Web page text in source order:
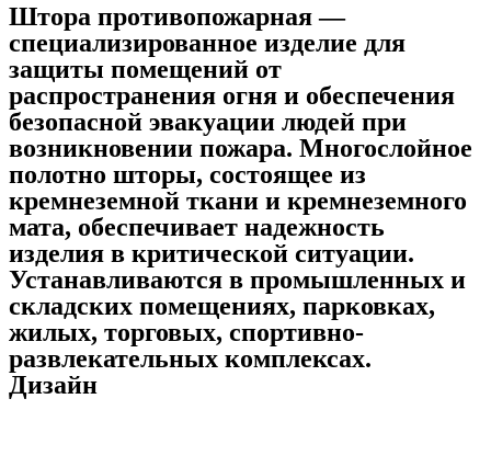
Штора противопожарная —
специализированное изделие для
защиты помещений от
распространения огня и обеспечения
безопасной эвакуации людей при
возникновении пожара. Многослойное
полотно шторы, состоящее из
кремнеземной ткани и кремнеземного
мата, обеспечивает надежность
изделия в критической ситуации.
Устанавливаются в промышленных и
складских помещениях, парковках,
жилых, торговых, спортивно-
развлекательных комплексах.
Дизайн